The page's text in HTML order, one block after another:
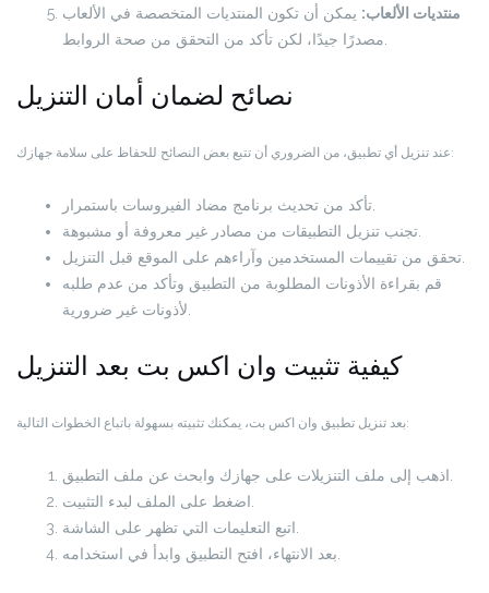
منتديات الألعاب: يمكن أن تكون المنتديات المتخصصة في الألعاب
نصائح لضمان أمان التنزيل
عند تنزيل أي تطبيق، من الضروري أن تتبع بعض النصائح للحفاظ على سلامة جهازك:
قم بقراءة الأذونات المطلوبة من التطبيق وتأكد من عدم طلبه
كيفية تثبيت وان اكس بت بعد التنزيل
بعد تنزيل تطبيق وان اكس بت، يمكنك تثبيته بسهولة باتباع الخطوات التالية: